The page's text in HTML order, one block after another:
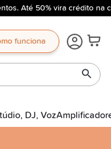
Até 50% vira crédito na
funciona
DJ, Voz